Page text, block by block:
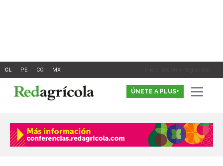
Inicia Sesión o Registrate
ÚNETE A PLUS+